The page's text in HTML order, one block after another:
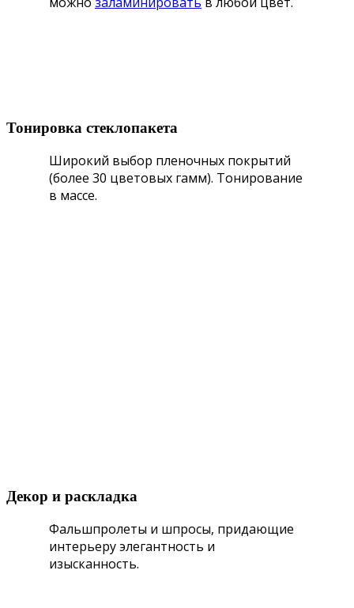
Тонировка стеклопакета
Широкий выбор пленочных покрытий
(более 30 цветовых гамм). Тонирование
в массе.
Декор и раскладка
Фальшпролеты и шпросы, придающие
интерьеру элегантность и
изысканность.